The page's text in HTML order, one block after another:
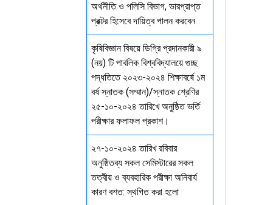
অর্থনীতি ও পলিসি বিভাগ, ভারপ্রাপ্ত
প্রক্টর হিসেবে দায়িত্ব পালন করবেন
কৃষিবিজ্ঞান বিষয়ে ডিগ্রি প্রদানকারী ৯
(নয়) টি পাবলিক বিশ্ববিদ্যালয়ে গুচ্ছ
পদ্ধতিতে ২০২৩-২০২৪ শিক্ষাবর্ষে ১ম
বর্ষ স্নাতক (সম্মান)/স্নাতক শ্রেণির
২৫-১০-২০২৪ তারিখে অনুষ্ঠিত ভর্তি
পরীক্ষার ফলাফল প্রকাশ।
২৭-১০-২০২৪ তারিখ রবিবার
অনুষ্ঠিতব্য সকল সেমিস্টারের সকল
তত্বীয় ও ব্যবহারিক পরীক্ষা অনিবার্য
কারণ বশত: স্থগিত করা হলো